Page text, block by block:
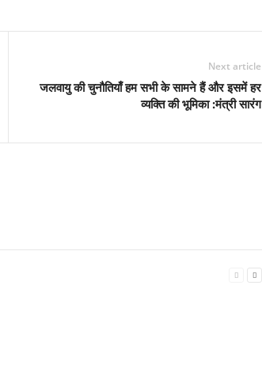
Next article
जलवायु की चुनौतियाँ हम सभी के सामने हैं और इसमें हर
व्यक्ति की भूमिका :मंत्री सारंग